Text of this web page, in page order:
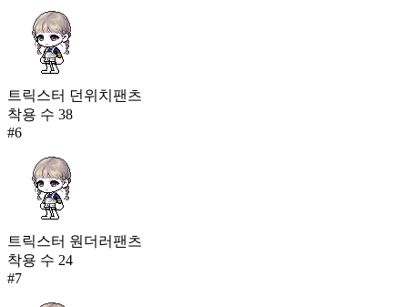
트릭스터 던위치팬츠
착용 수 38
#6
트릭스터 원더러팬츠
착용 수 24
#7